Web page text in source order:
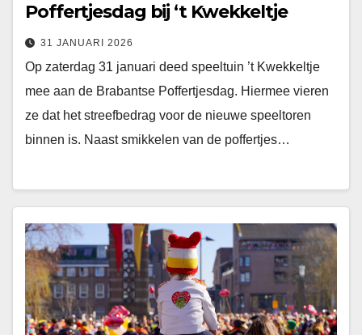
Poffertjesdag bij ‘t Kwekkeltje
31 JANUARI 2026
Op zaterdag 31 januari deed speeltuin ’t Kwekkeltje
mee aan de Brabantse Poffertjesdag. Hiermee vieren
ze dat het streefbedrag voor de nieuwe speeltoren
binnen is. Naast smikkelen van de poffertjes…